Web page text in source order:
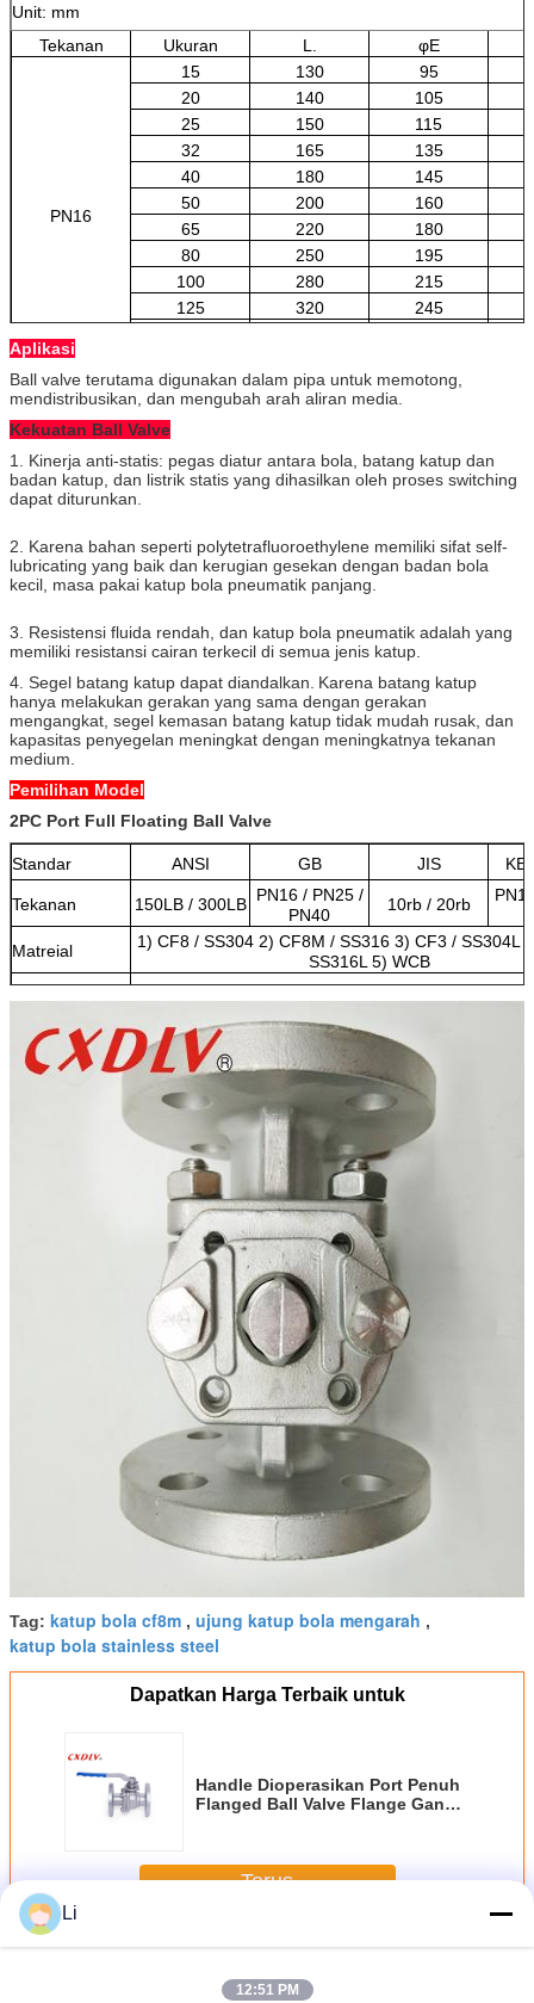
Unit: mm
Tekanan
Ukuran L. φE
PN16
15 130
95
20
140
105
25
150
115
32
165 135
40
180
145
50
200 160
65
220 180
80
250 195
100
280 215
125
320 245
Aplikasi
Ball valve terutama digunakan dalam pipa untuk memotong,
mendistribusikan, dan mengubah arah aliran media.
Kekuatan Ball Valve
1. Kinerja anti-statis: pegas diatur antara bola, batang katup dan
badan katup, dan listrik statis yang dihasilkan oleh proses switching
dapat diturunkan.
2. Karena bahan seperti polytetrafluoroethylene memiliki sifat self-
lubricating yang baik dan kerugian gesekan dengan badan bola
kecil, masa pakai katup bola pneumatik panjang.
3. Resistensi fluida rendah, dan katup bola pneumatik adalah yang
memiliki resistansi cairan terkecil di semua jenis katup.
4. Segel batang katup dapat diandalkan. Karena batang katup
hanya melakukan gerakan yang sama dengan gerakan
mengangkat, segel kemasan batang katup tidak mudah rusak, dan
kapasitas penyegelan meningkat dengan meningkatnya tekanan
medium.
Pemilihan Model
2PC Port Full Floating Ball Valve
Standar ANSI GB JIS
Tekanan 150LB / 300LB PN16 / PN25 /
PN40
10rb / 20rb
Matreial
1) CF8 / SS304 2) CF8M / SS316 3) CF3 / SS304L
SS316L 5) WCB
Tag: katup bola cf8m , ujung katup bola mengarah ,
katup bola stainless steel
Dapatkan Harga Terbaik untuk
Handle Dioperasikan Port Penuh
Flanged Ball Valve Flange Ganda
Terus
LebihFlanged ball valve
Li
12:51 PM